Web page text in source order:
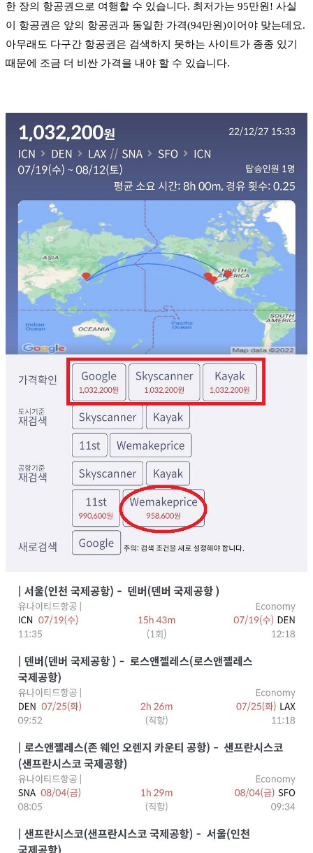
한 장의 항공권으로 여행할 수 있습니다. 최저가는 95만원! 사실
이 항공권은 앞의 항공권과 동일한 가격(94만원)이어야 맞는데요.
아무래도 다구간 항공권은 검색하지 못하는 사이트가 종종 있기
때문에 조금 더 비싼 가격을 내야 할 수 있습니다.